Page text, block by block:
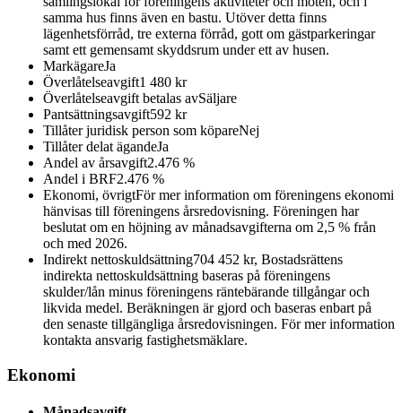
samma hus finns även en bastu. Utöver detta finns
lägenhetsförråd, tre externa förråd, gott om gästparkeringar
samt ett gemensamt skyddsrum under ett av husen.
MarkägareJa
Överlåtelseavgift1 480 kr
Överlåtelseavgift betalas avSäljare
Pantsättningsavgift592 kr
Tillåter juridisk person som köpareNej
Tillåter delat ägandeJa
Andel av årsavgift2.476 %
Andel i BRF2.476 %
Ekonomi, övrigtFör mer information om föreningens ekonomi
hänvisas till föreningens årsredovisning. Föreningen har
beslutat om en höjning av månadsavgifterna om 2,5 % från
och med 2026.
Indirekt nettoskuldsättning704 452 kr, Bostadsrättens
indirekta nettoskuldsättning baseras på föreningens
skulder/lån minus föreningens räntebärande tillgångar och
likvida medel. Beräkningen är gjord och baseras enbart på
den senaste tillgängliga årsredovisningen. För mer information
kontakta ansvarig fastighetsmäklare.
Ekonomi